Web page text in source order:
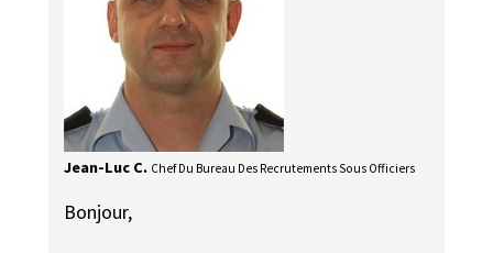
Jean-Luc C. Chef Du Bureau Des Recrutements Sous Officiers
Bonjour,